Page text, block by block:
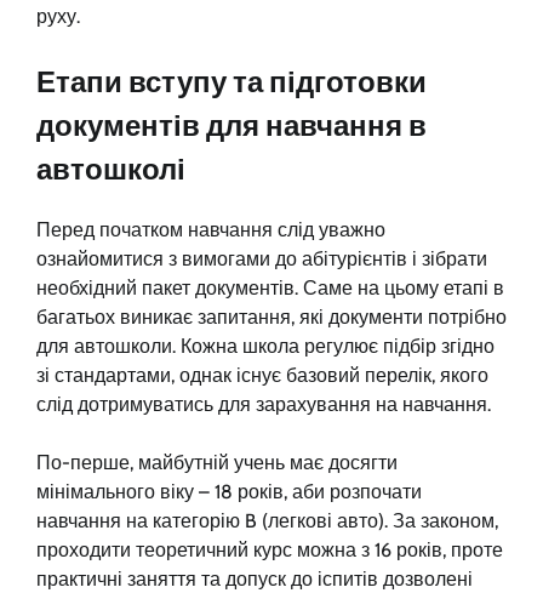
руху.
Етапи вступу та підготовки
документів для навчання в
автошколі
Перед початком навчання слід уважно
ознайомитися з вимогами до абітурієнтів і зібрати
необхідний пакет документів. Саме на цьому етапі в
багатьох виникає запитання, які документи потрібно
для автошколи. Кожна школа регулює підбір згідно
зі стандартами, однак існує базовий перелік, якого
слід дотримуватись для зарахування на навчання.
По-перше, майбутній учень має досягти
мінімального віку – 18 років, аби розпочати
навчання на категорію B (легкові авто). За законом,
проходити теоретичний курс можна з 16 років, проте
практичні заняття та допуск до іспитів дозволені